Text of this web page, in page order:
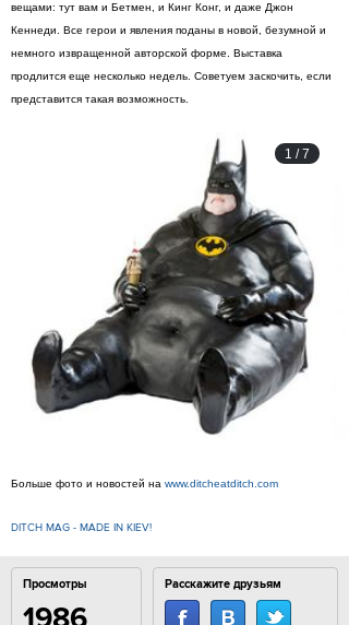
вещами: тут вам и Бетмен, и Кинг Конг, и даже Джон
Кеннеди. Все герои и явления поданы в новой, безумной и
немного извращенной авторской форме. Выставка
продлится еще несколько недель. Советуем заскочить, если
представится такая возможность.
1 /7
Больше фото и новостей на www.ditcheatditch.com
DITCH MAG - MADE IN KIEV!
Просмотры Расскажите друзьям